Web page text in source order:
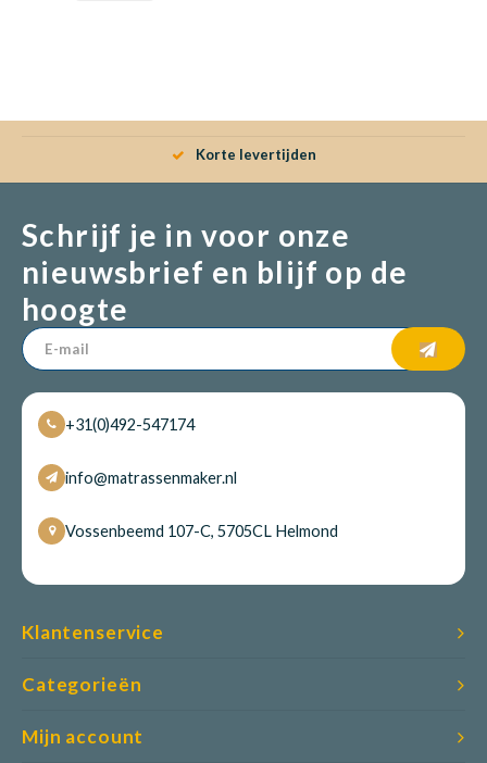
Korte levertijden
Schrijf je in voor onze
nieuwsbrief en blijf op de
hoogte
+31(0)492-547174
info@matrassenmaker.nl
Vossenbeemd 107-C, 5705CL Helmond
Categorieën
Klantenservice
Mijn account